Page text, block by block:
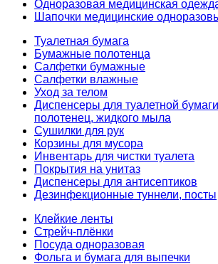
Одноразовая медицинская
Шапочки медицинские
Туалетная бумага
Бумажные полотенца
Салфетки бумажные
Салфетки влажные
Уход за телом
Диспенсеры для туалетной
полотенец, жидкого мыла
Сушилки для рук
Корзины для мусора
Инвентарь для чистки туалета
Покрытия на унитаз
Диспенсеры для антисептиков
Дезинфекционные туннели, посты
Клейкие ленты
Стрейч-плёнки
Посуда одноразовая
Фольга и бумага для выпечки